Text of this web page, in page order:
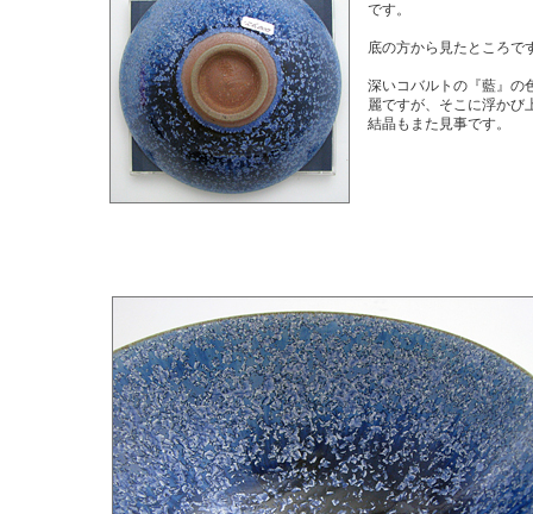
です。
底の方から見たところ
深いコバルトの『藍』の
麗ですが、そこに浮かび
結晶もまた見事です。